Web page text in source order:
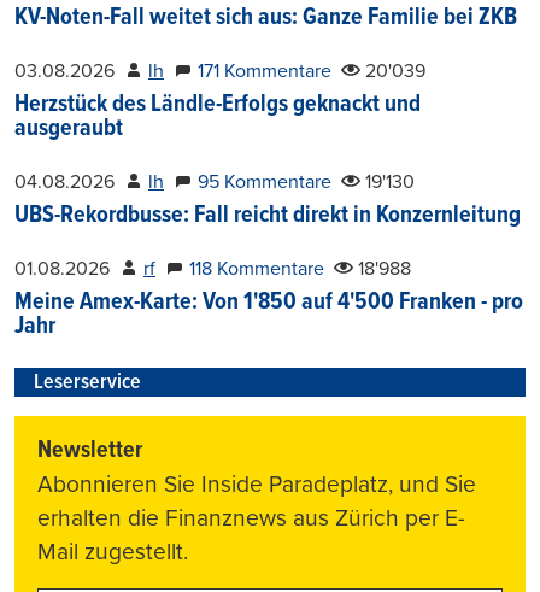
KV-Noten-Fall weitet sich aus: Ganze Familie bei ZKB
03.08.2026 lh 171 Kommentare 20'039
Herzstück des Ländle-Erfolgs geknackt und
ausgeraubt
04.08.2026 lh 95 Kommentare 19'130
UBS-Rekordbusse: Fall reicht direkt in Konzernleitung
01.08.2026 rf 118 Kommentare 18'988
Meine Amex-Karte: Von 1'850 auf 4'500 Franken - pro
Jahr
Leserservice
Newsletter
Abonnieren Sie Inside Paradeplatz, und Sie
erhalten die Finanznews aus Zürich per E-
Mail zugestellt.